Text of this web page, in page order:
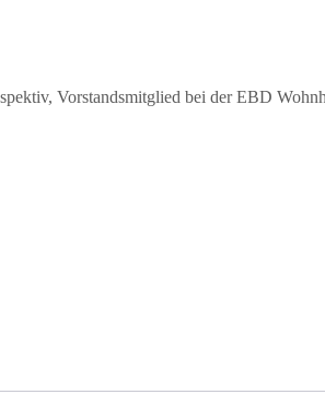
Vorstandsmitglied bei der EBD